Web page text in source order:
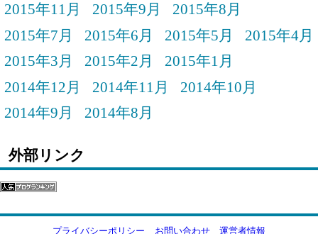
2015年11月
2015年9月
2015年8月
2015年7月
2015年6月 2015年5月
2015年4月
2015年3月
2015年2月
2015年1月
2014年12月
2014年11月
2014年10月
2014年9月
2014年8月
外部リンク
プライバシーポリシー お問い合わせ 運営者情報